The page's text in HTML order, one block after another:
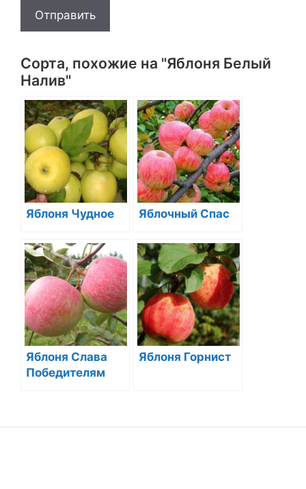
Отправить
Сорта, похожие на "Яблоня Белый
Налив"
Яблоня Чудное Яблочный Спас
Яблоня Слава
Победителям
Яблоня Горнист